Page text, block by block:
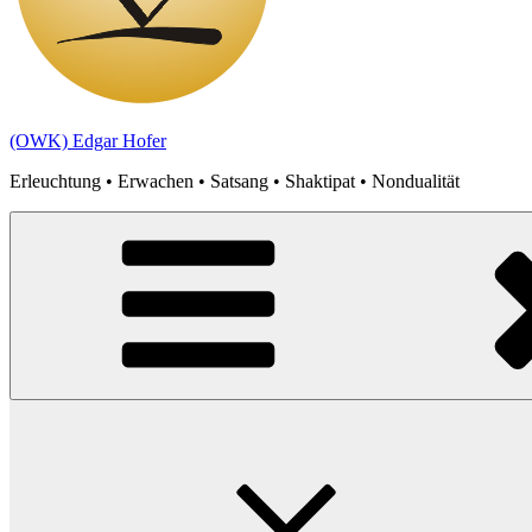
(OWK) Edgar Hofer
Erleuchtung • Erwachen • Satsang • Shaktipat • Nondualität